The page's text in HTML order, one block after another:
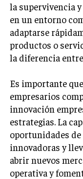
la supervivencia
en un entorno
adaptarse
productos o
la diferencia
Es importante
empresarios
innovación
estrategias. La
oportunidades de
innovadoras y
abrir nuevos
operativa y